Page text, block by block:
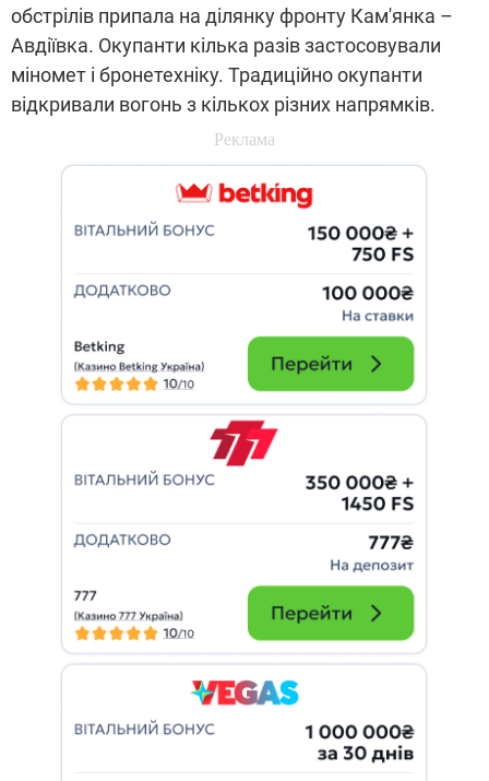
обстрілів припала на ділянку фронту Кам'янка –
Авдіївка. Окупанти кілька разів застосовували
міномет і бронетехніку. Традиційно окупанти
відкривали вогонь з кількох різних напрямків.